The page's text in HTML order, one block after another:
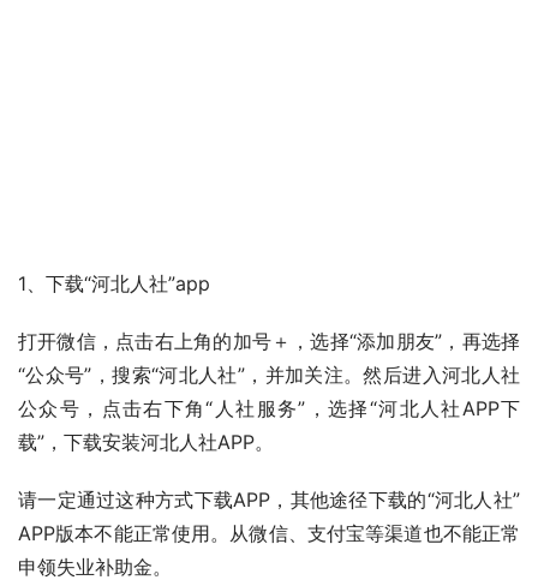
1、下载“河北人社”app
打开微信，点击右上角的加号＋，选择“添加朋友”，再选择
“公众号”，搜索“河北人社”，并加关注。然后进入河北人社
公众号，点击右下角“人社服务”，选择“河北人社APP下
载”，下载安装河北人社APP。
请一定通过这种方式下载APP，其他途径下载的“河北人社”
APP版本不能正常使用。从微信、支付宝等渠道也不能正常
申领失业补助金。